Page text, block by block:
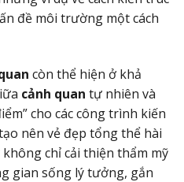
đề môi trường một cách
còn thể hiện ở khả
cảnh quan tự nhiên và
cho các công trình kiến
nên vẻ đẹp tổng thể hài
chỉ cải thiện thẩm mỹ
gian sống lý tưởng, gắn